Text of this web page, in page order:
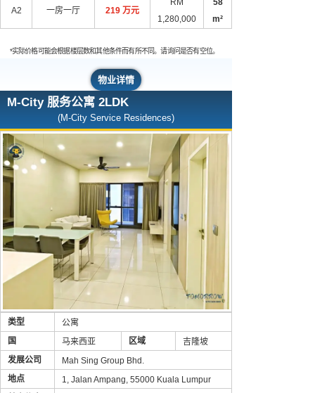
A2 一房一厅 219 万元
1,280,000
m²
*实际价格可能会根据楼层数和其他条件而有所不同。请询问是否有空位。
物业详情
M-City 服务公寓 2LDK
(M-City Service Residences)
类型
公寓
国
马来西亚 区域
吉隆坡
发展公司
Mah Sing Group Bhd.
地点
1, Jalan Ampang, 55000 Kuala Lumpur